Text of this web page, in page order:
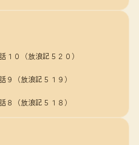
１０（放浪記５２０）
９（放浪記５１９）
８（放浪記５１８）